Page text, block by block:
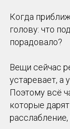
Когда
голову: что
порадовало?
Вещи сейчас
устаревает, а
Поэтому всё
которые